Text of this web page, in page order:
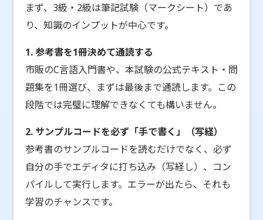
まず、3級・2級は筆記試験（マークシート）であ
り、知識のインプットが中心です。
1. 参考書を1冊決めて通読する
市販のC言語入門書や、本試験の公式テキスト・問
題集を1冊選び、まずは最後まで通読します。この
段階では完璧に理解できなくても構いません。
2. サンプルコードを必ず「手で書く」（写経）
参考書のサンプルコードを読むだけでなく、必ず
自分の手でエディタに打ち込み（写経し）、コン
パイルして実行します。エラーが出たら、それも
学習のチャンスです。